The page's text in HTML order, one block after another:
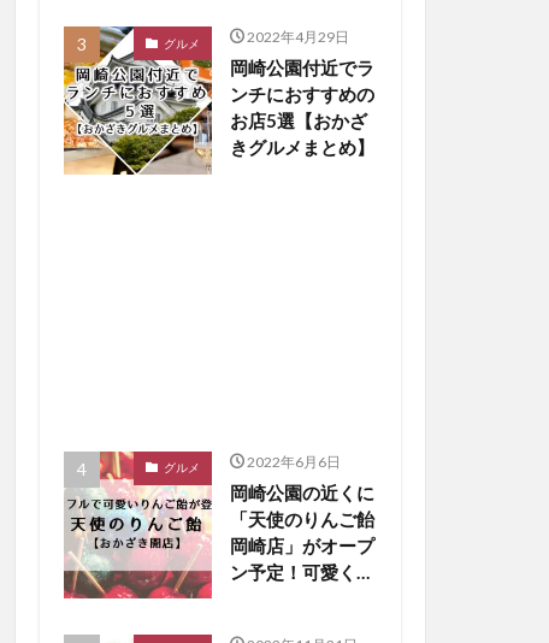
グルメ 2022年4月29日
岡崎公園付近でラ
ンチにおすすめの
お店5選【おかざ
きグルメまとめ】
グルメ 2022年6月6日
岡崎公園の近くに
「天使のりんご飴
岡崎店」がオープ
ン予定！可愛くパ